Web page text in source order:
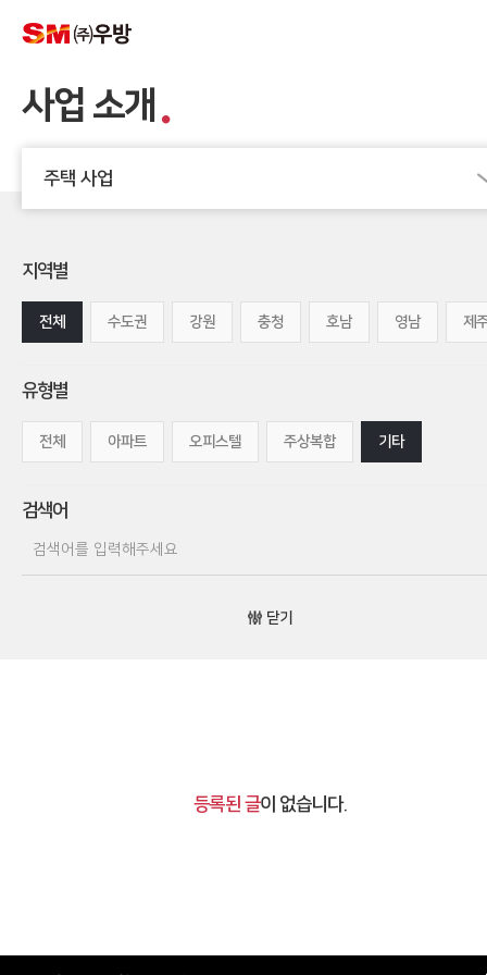
사업 소개
주택 사업
지역별
전체 수도권 강원 충청 호남 영남 제
유형별
전체 아파트 오피스텔 주상복합 기타
검색어
닫기
등록된 글이 없습니다.